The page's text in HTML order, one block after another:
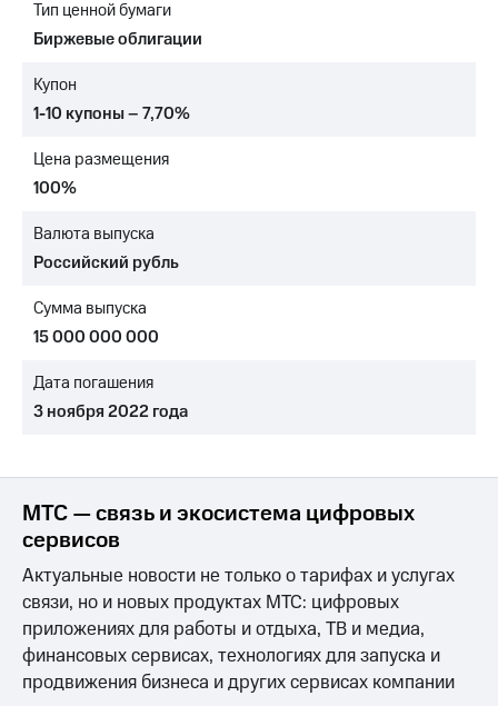
МТС
Контакты
в
регионе
и акционерам
управление
секретарь
информации
Информация
акционерам
Документы
ПАО
"МТС"
Собрания
акционеров
Личный
Тип ценной бумаги
Биржевые облигации
Купон
1-10 купоны – 7,70%
Цена размещения
100%
Валюта выпуска
Российский рубль
Сумма выпуска
15 000 000 000
Дата погашения
3 ноября 2022 года
МТС — связь и экосистема цифровых
сервисов
Актуальные новости не только о тарифах и услугах
связи, но и новых продуктах МТС: цифровых
приложениях для работы и отдыха, ТВ и медиа,
финансовых сервисах, технологиях для запуска и
продвижения бизнеса и других сервисах компании